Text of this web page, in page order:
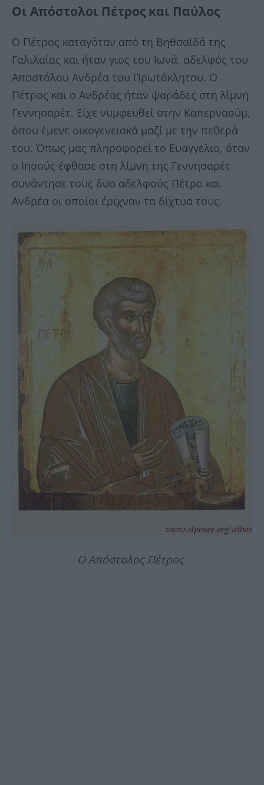
Οι Απόστολοι Πέτρος και Παύλος
Ο Πέτρος καταγόταν από τη Βηθσαϊδά της
Γαλιλαίας και ήταν γιος του Ιωνά, αδελφός του
Αποστόλου Ανδρέα του Πρωτόκλητου. Ο
Πέτρος και ο Ανδρέας ήταν ψαράδες στη λίμνη
Γεννησαρέτ. Είχε νυμφευθεί στην Καπερναούμ,
όπου έμενε οικογενειακά μαζί με την πεθερά
του. Όπως μας πληροφορεί το Ευαγγέλιο, όταν
ο Ιησούς έφθασε στη λίμνη της Γεννησαρέτ
συνάντησε τους δυο αδελφούς Πέτρο και
Ανδρέα οι οποίοι έριχναν τα δίχτυα τους.
Ο Απόστολος Πέτρος